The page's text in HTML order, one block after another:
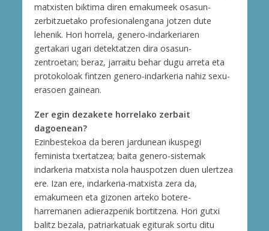
matxisten biktima diren emakumeek osasun-
zerbitzuetako profesionalengana jotzen dute
lehenik. Hori horrela, genero-indarkeriaren
gertakari ugari detektatzen dira osasun-
zentroetan; beraz, jarraitu behar dugu arreta eta
protokoloak fintzen genero-indarkeria nahiz sexu-
erasoen gainean.
Zer egin dezakete horrelako zerbait
dagoenean?
Ezinbestekoa da beren jardunean ikuspegi
feminista txertatzea; baita genero-sistemak
indarkeria matxista nola hauspotzen duen ulertzea
ere. Izan ere, indarkeria-matxista zera da,
emakumeen eta gizonen arteko botere-
harremanen adierazpenik bortitzena. Hori gutxi
balitz bezala, patriarkatuak egiturak sortu ditu